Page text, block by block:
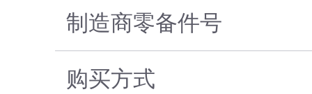
制造商零备件号
购买方式